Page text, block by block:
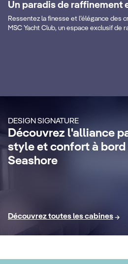
Un paradis de raffinement
Ressentez la finesse et l’élégance des
MSC Yacht Club, un espace exclusif de
dans toutes les zones du
DESIGN SIGNATURE
Découvrez l'alliance
style et confort à bord
Seashore
MSC Yacht
Profitez d'une croisière
inoubliable avec un
24h/24, une conciergerie
forfaits boissons
Internet inclus et bien
Découvrez toutes les cabines